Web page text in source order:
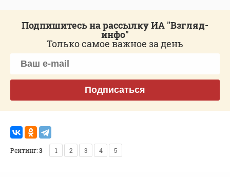
Подпишитесь на рассылку ИА "Взгляд-
инфо"
Только самое важное за день
Подписаться
Рейтинг:3 1 2 3 4 5